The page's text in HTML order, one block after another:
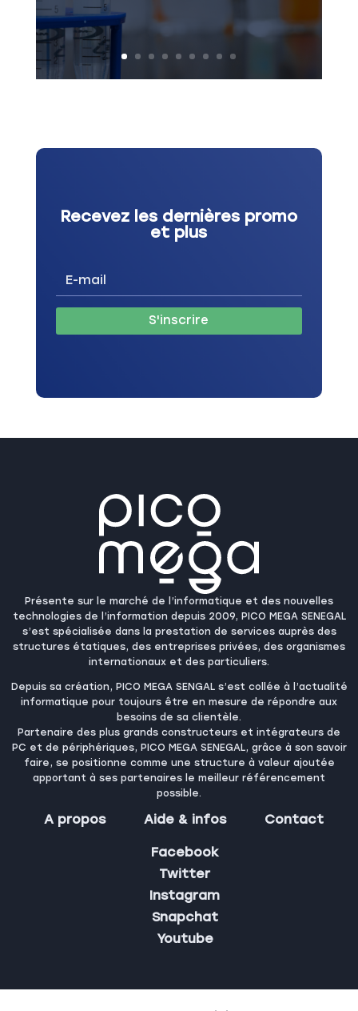
Recevez les dernières promo
et plus
S'inscrire
Présente sur le marché de l’informatique et des nouvelles
technologies de l’information depuis 2009, PICO MEGA SENEGAL
s’est spécialisée dans la prestation de services auprès des
structures étatiques, des entreprises privées, des organismes
internationaux et des particuliers.
Depuis sa création, PICO MEGA SENGAL s’est collée à l’actualité
informatique pour toujours être en mesure de répondre aux
besoins de sa clientèle.
Partenaire des plus grands constructeurs et intégrateurs de
PC et de périphériques, PICO MEGA SENEGAL, grâce à son savoir
faire, se positionne comme une structure à valeur ajoutée
apportant à ses partenaires le meilleur référencement
possible.
A propos Aide & infos Contact
Facebook
Twitter
Instagram
Snapchat
Youtube